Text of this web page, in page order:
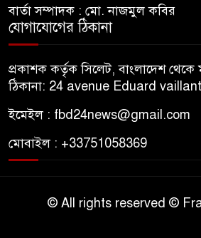
বার্তা সম্পাদক : মো. নাজমুল কবির
যোগাযোগের ঠিকানা
প্রকাশক কর্তৃক সিলেট, বাংলাদেশ থেকে
ঠিকানা: 24 avenue Eduard
ইমেইল : fbd24news@gmail.com
মোবাইল : +33751058369
© All rights reserved ©